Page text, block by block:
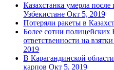
Казахстанка умерла
Узбекистане Окт 5, 2019
Потеряли ракеты в
Более сотни полицейских
ответственности на
2019
В Карагандинской
карпов Окт 5, 2019